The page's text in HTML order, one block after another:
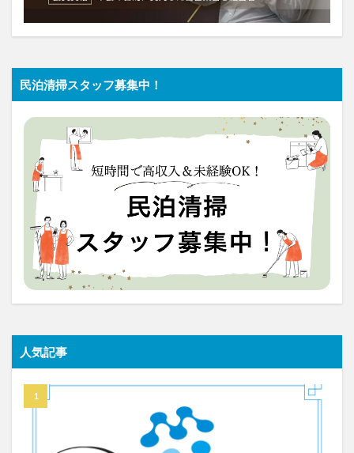
民泊清掃スタッフ募集中！
人気記事